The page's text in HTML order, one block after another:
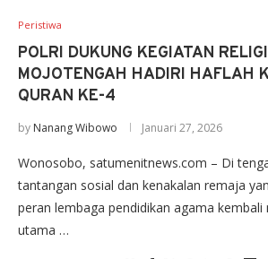
Peristiwa
POLRI DUKUNG KEGIATAN
MOJOTENGAH HADIRI HAFLAH
QURAN KE-4
by Nanang Wibowo Januari 27, 2026
Wonosobo, satumenitnews.com – Di
tantangan sosial dan kenakalan remaja
peran lembaga pendidikan agama
utama …